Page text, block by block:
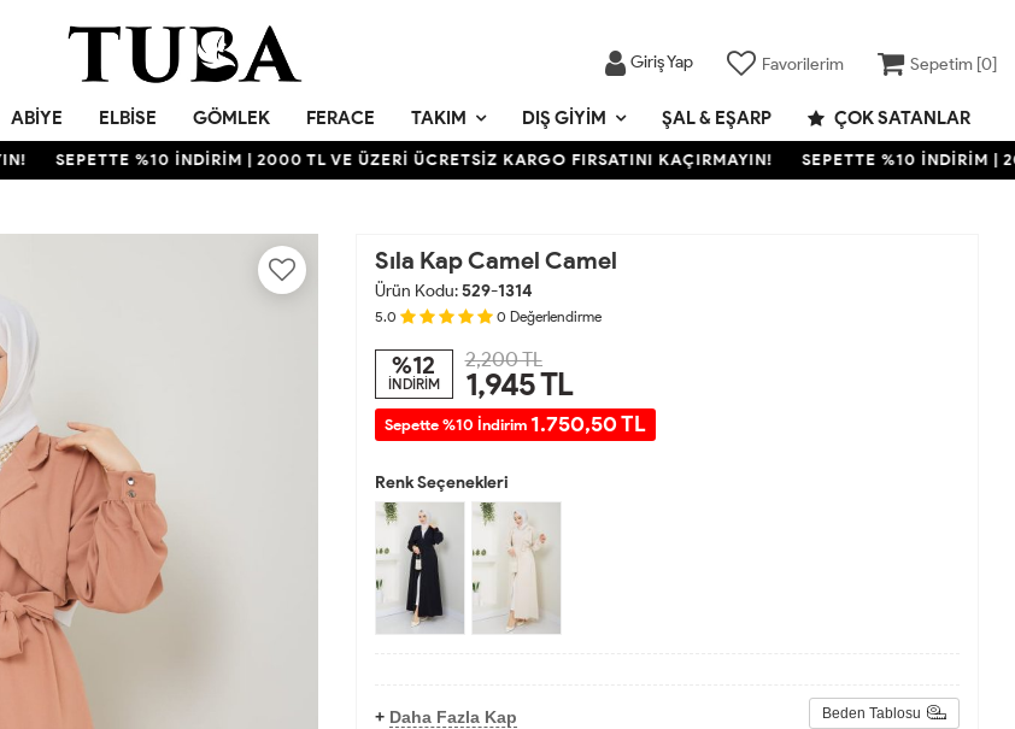
Giriş Yap Favorilerim Sepetim [0]
ABIYE ELBISE GÖMLEK FERACE TAKIM DIŞ GIYIM ŞAL & EŞARP ÇOK SATANLAR
SEPETTE %10 İNDİRİM | 2000 TL VE ÜZERİ ÜCRETSİZ KARGO FIRSATINI KAÇIRMAYIN! SEPETTE %10 İNDİRİM | 2000
Sıla Kap Camel Camel
Ürün Kodu:529-1314
5.0 0 Değerlendirme
%12
İNDİRİM
2,200 TL
1,945TL
Sepette %10 İndirim 1.750,50 TL
Renk Seçenekleri
+ Daha Fazla Kap Beden Tablosu